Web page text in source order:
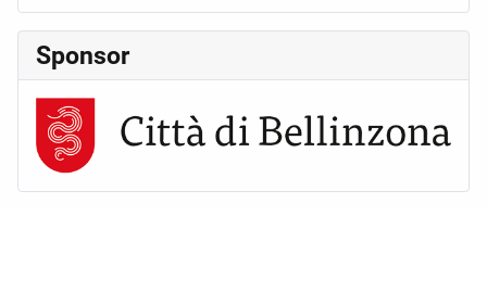
Sponsor